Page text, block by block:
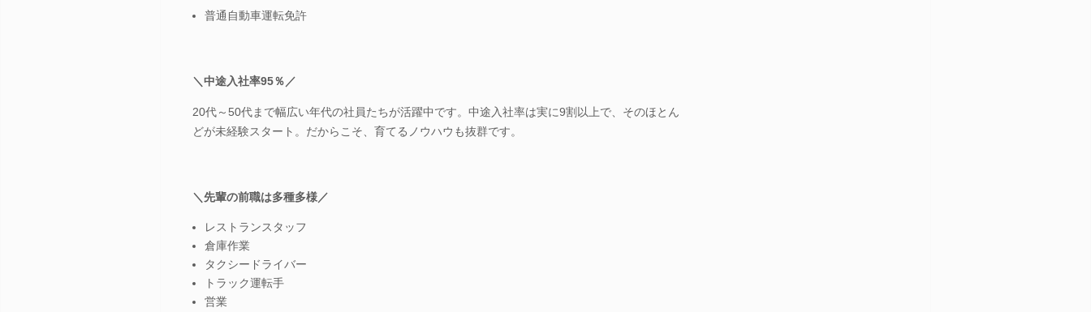
普通自動車運転免許
＼中途入社率95％／
20代～50代まで幅広い年代の社員たちが活躍中です。中途入社率は実に9割以上で、そのほとん
どが未経験スタート。だからこそ、育てるノウハウも抜群です。
＼先輩の前職は多種多様／
レストランスタッフ
倉庫作業
タクシードライバー
トラック運転手
営業